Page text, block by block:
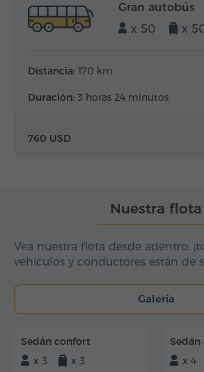
Gran autobús
x 50
x
Distancia: 170 km
Duración: 3 horas 24 minutos
760 USD
Nuestra flota
Vea nuestra flota desde adentro:
vehículos y conductores están de
Galería
Sedán confort
x 3
x 3
Sedán
x 4